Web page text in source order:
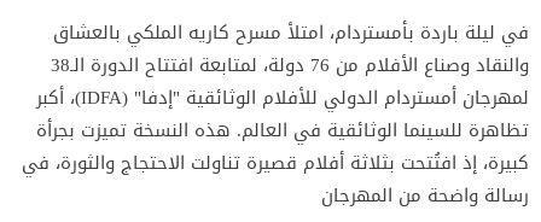
في ليلة باردة بأمستردام، امتلأ مسرح كاريه الملكي بالعشاق
والنقاد وصناع الأفلام من 76 دولة، لمتابعة افتتاح الدورة الـ38
لمهرجان أمستردام الدولي للأفلام الوثائقية "إدفا" (IDFA)، أكبر
تظاهرة للسينما الوثائقية في العالم. هذه النسخة تميزت بجرأة
كبيرة، إذ افتُتحت بثلاثة أفلام قصيرة تناولت الاحتجاج والثورة، في
رسالة واضحة من المهرجان